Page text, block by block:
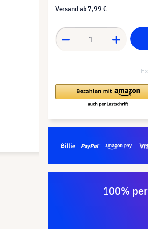
Versand ab7,99 €
100%